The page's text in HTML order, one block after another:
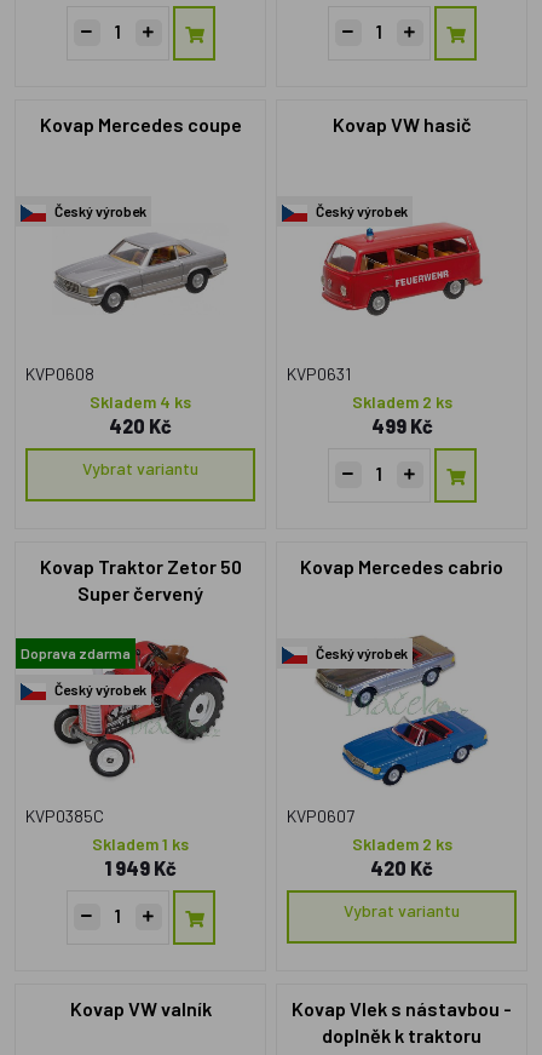
Kovap Mercedes coupe
Český výrobek
KVP0608
Skladem 4 ks
420 Kč
Vybrat variantu
Kovap VW hasič
Český výrobek
KVP0631
Skladem 2 ks
499 Kč
Kovap Traktor Zetor 50
Super červený
Doprava zdarma
Český výrobek
KVP0385C
Skladem 1 ks
1 949 Kč
Kovap Mercedes cabrio
Český výrobek
KVP0607
Skladem 2 ks
420 Kč
Vybrat variantu
Kovap VW valník
Kovap Vlek s nástavbou -
doplněk k traktoru